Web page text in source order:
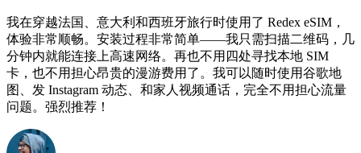
我在穿越法国、意大利和西班牙旅行时使用了 Redex eSIM，
体验非常顺畅。安装过程非常简单——我只需扫描二维码，几
分钟内就能连接上高速网络。再也不用四处寻找本地 SIM
卡，也不用担心昂贵的漫游费用了。我可以随时使用谷歌地
图、发 Instagram 动态、和家人视频通话，完全不用担心流量
问题。强烈推荐！